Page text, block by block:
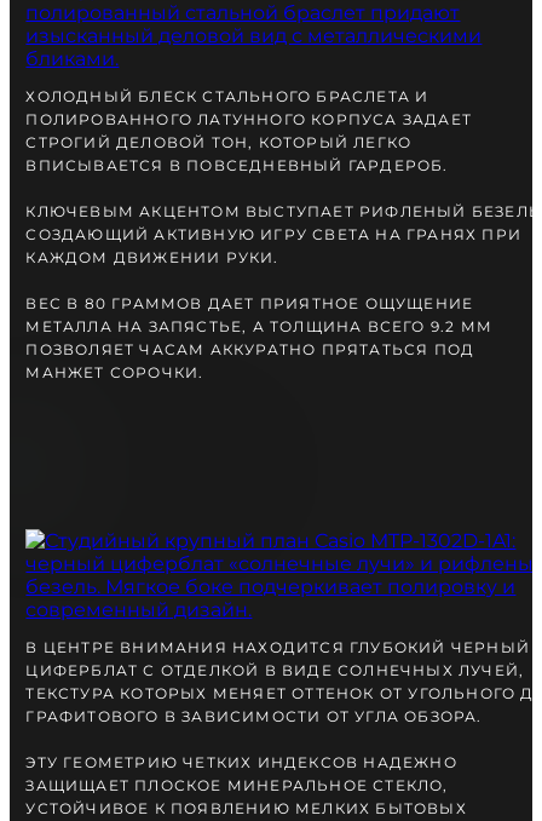
БЕСПЛАТНАЯ ДОСТАВКА
ХОЛОДНЫЙ БЛЕСК СТАЛЬНОГО БРАСЛЕТА И
ПОЛИРОВАННОГО ЛАТУННОГО КОРПУСА ЗАДАЕТ
СТРОГИЙ ДЕЛОВОЙ ТОН, КОТОРЫЙ ЛЕГКО
ВПИСЫВАЕТСЯ В ПОВСЕДНЕВНЫЙ ГАРДЕРОБ.
КЛЮЧЕВЫМ АКЦЕНТОМ ВЫСТУПАЕТ РИФЛЕНЫЙ
СОЗДАЮЩИЙ АКТИВНУЮ ИГРУ СВЕТА НА ГРАНЯХ ПРИ
КАЖДОМ ДВИЖЕНИИ РУКИ.
ВЕС В 80 ГРАММОВ ДАЕТ ПРИЯТНОЕ ОЩУЩЕНИЕ
МЕТАЛЛА НА ЗАПЯСТЬЕ, А ТОЛЩИНА ВСЕГО 9.2 ММ
ПОЗВОЛЯЕТ ЧАСАМ АККУРАТНО ПРЯТАТЬСЯ ПОД
МАНЖЕТ СОРОЧКИ.
В ЦЕНТРЕ ВНИМАНИЯ НАХОДИТСЯ ГЛУБОКИЙ ЧЕРНЫЙ
ЦИФЕРБЛАТ С ОТДЕЛКОЙ В ВИДЕ СОЛНЕЧНЫХ ЛУЧЕЙ,
ТЕКСТУРА КОТОРЫХ МЕНЯЕТ ОТТЕНОК ОТ УГОЛЬНОГО
ГРАФИТОВОГО В ЗАВИСИМОСТИ ОТ УГЛА ОБЗОРА.
ЭТУ ГЕОМЕТРИЮ ЧЕТКИХ ИНДЕКСОВ НАДЕЖНО
ЗАЩИЩАЕТ ПЛОСКОЕ МИНЕРАЛЬНОЕ СТЕКЛО,
УСТОЙЧИВОЕ К ПОЯВЛЕНИЮ МЕЛКИХ БЫТОВЫХ